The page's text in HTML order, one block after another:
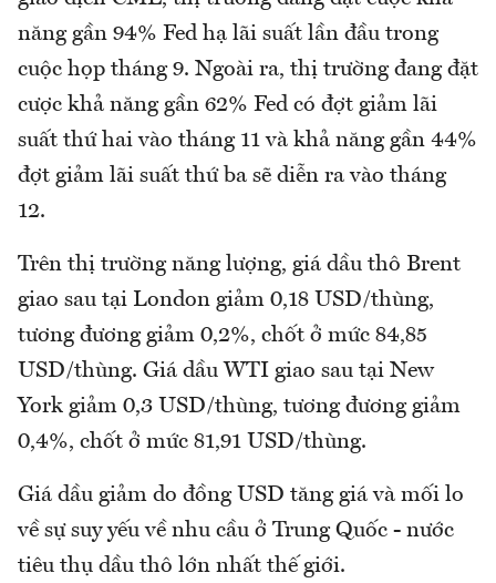
năng gần 94% Fed hạ lãi suất lần đầu trong
cuộc họp tháng 9. Ngoài ra, thị trường đang đặt
cược khả năng gần 62% Fed có đợt giảm lãi
suất thứ hai vào tháng 11 và khả năng gần 44%
đợt giảm lãi suất thứ ba sẽ diễn ra vào tháng
12.
Trên thị trường năng lượng, giá dầu thô Brent
giao sau tại London giảm 0,18 USD/thùng,
tương đương giảm 0,2%, chốt ở mức 84,85
USD/thùng. Giá dầu WTI giao sau tại New
York giảm 0,3 USD/thùng, tương đương giảm
0,4%, chốt ở mức 81,91 USD/thùng.
Giá dầu giảm do đồng USD tăng giá và mối lo
về sự suy yếu về nhu cầu ở Trung Quốc - nước
tiêu thụ dầu thô lớn nhất thế giới.